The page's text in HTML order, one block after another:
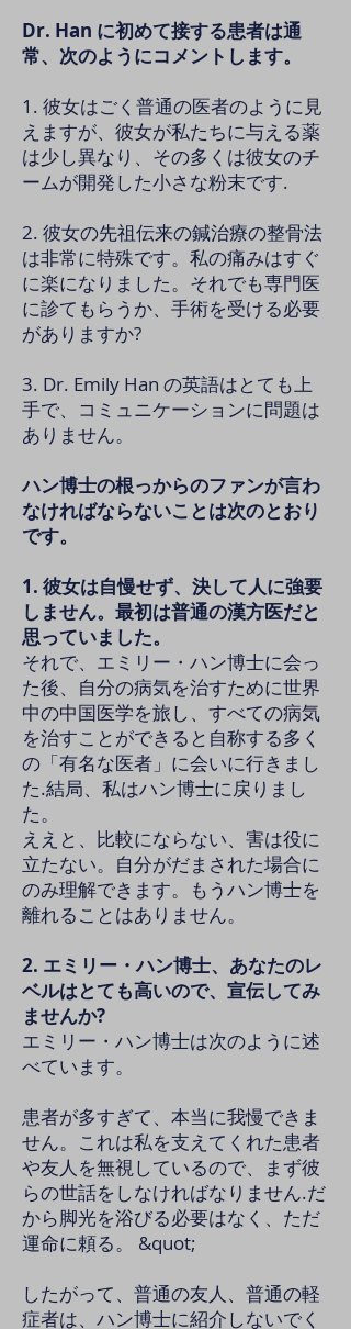
Dr. Han に初めて接する患者は通
常、次のようにコメントします。
1. 彼女はごく普通の医者のように見
えますが、彼女が私たちに与える薬
は少し異なり、その多くは彼女のチ
ームが開発した小さな粉末です.
2. 彼女の先祖伝来の鍼治療の整骨法
は非常に特殊です。私の痛みはすぐ
に楽になりました。それでも専門医
に診てもらうか、手術を受ける必要
がありますか?
3. Dr. Emily Han の英語はとても上
手で、コミュニケーションに問題は
ありません。
ハン博士の根っからのファンが言わ
なければならないことは次のとおり
です。
1. 彼女は自慢せず、決して人に強要
しません。最初は普通の漢方医だと
思っていました。
それで、エミリー・ハン博士に会っ
た後、自分の病気を治すために世界
中の中国医学を旅し、すべての病気
を治すことができると自称する多く
の「有名な医者」に会いに行きまし
た.結局、私はハン博士に戻りまし
た。
ええと、比較にならない、害は役に
立たない。自分がだまされた場合に
のみ理解できます。もうハン博士を
離れることはありません。
2. エミリー・ハン博士、あなたのレ
ベルはとても高いので、宣伝してみ
ませんか?
エミリー・ハン博士は次のように述
べています。
患者が多すぎて、本当に我慢できま
せん。これは私を支えてくれた患者
や友人を無視しているので、まず彼
らの世話をしなければなりません.だ
から脚光を浴びる必要はなく、ただ
運命に頼る。 &quot;
したがって、普通の友人、普通の軽
症者は、ハン博士に紹介しないでく